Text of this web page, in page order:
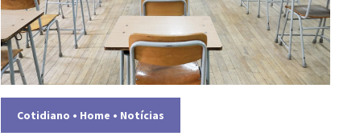
Cotidiano • Home • Notícias